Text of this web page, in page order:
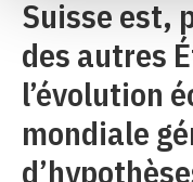
Suisse est,
des autres
l’évolution
mondiale